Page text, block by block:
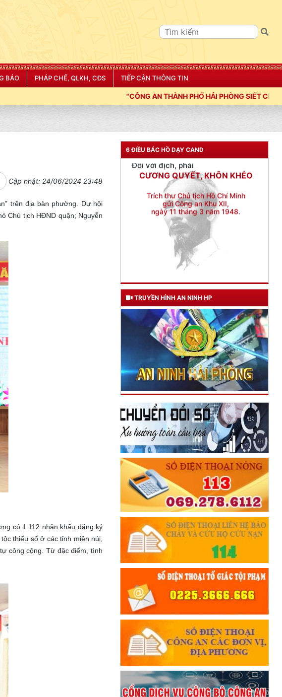
BÁO PHÁP CHẾ, QLKH, CĐS TIẾP CẬN THÔNG TIN
"CÔNG AN THÀNH PHỐ HẢI PHÒNG SIẾT CHẶT KỶ LUẬT, KỶ CƯƠNG, ĐIỀU LỆNH;
Cập nhật: 24/06/2024 23:48
trên địa bàn phường. Dự hội
Chủ tịch HĐND quận; Nguyễn
có 1.112 nhân khẩu đăng ký
thiểu số ở các tỉnh miền núi,
công cộng. Từ đặc điểm, tình
6 ĐIỀU BÁC HỒ DẠY CAND
Đối với chính phủ, phải
Đối với nhân dân, phải
KÍNH TRỌNG LỄ PHÉP
Đối với công việc, phải
TẬN TỤY
Trích thư Chủ tịch Hồ Chí Minh
gửi Công an Khu XII,
ngày 11 tháng 3 năm 1948.
TRUYỀN HÌNH AN NINH HP